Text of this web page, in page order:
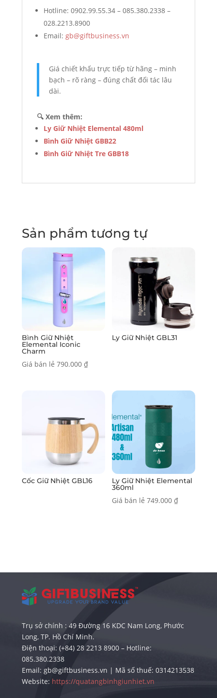
Hotline: 0902.99.55.34 – 085.380.2338 –
028.2213.8900
Email: gb@giftbusiness.vn
Giá chiết khấu trực tiếp từ hãng – minh
bạch – rõ ràng – đúng chất đối tác lâu
dài.
🔍 Xem thêm:
Ly Giữ Nhiệt Elemental 480ml
Bình Giữ Nhiệt GBB22
Bình Giữ Nhiệt Tre GBB18
Sản phẩm tương tự
Bình Giữ Nhiệt
Elemental Iconic
Charm
Giá bán lẻ 790.000 ₫
Ly Giữ Nhiệt GBL31
Cốc Giữ Nhiệt GBL16 Ly Giữ Nhiệt Elemental
360ml
Giá bán lẻ749.000₫
Trụ sở chính : 49 Đường 16 KDC Nam Long, Phước
Long, TP. Hồ Chí Minh.
Điện thoại: (+84) 28 2213 8900 – Hotline:
085.380.2338
Email: gb@giftbusiness.vn | Mã số thuế: 0314213538
Website: https://quatangbinhgiunhiet.vn